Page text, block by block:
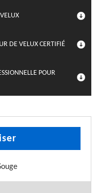
DE VELUX CERTIFIÉ
POUR